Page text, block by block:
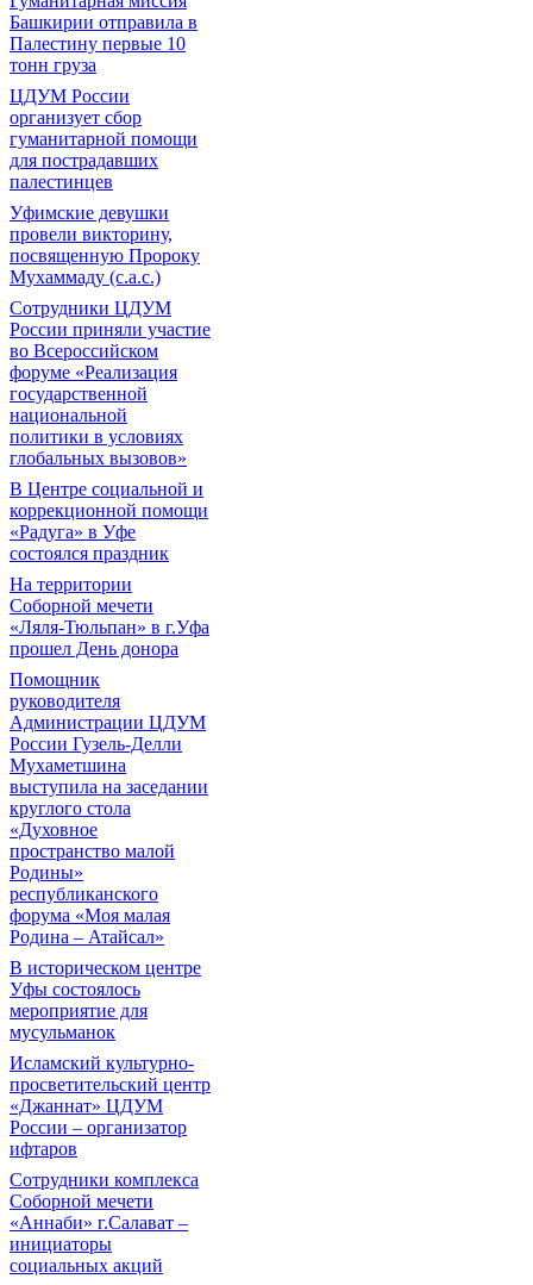
Башкирии отправила в
Палестину первые 10
тонн груза
ЦДУМ России
организует сбор
гуманитарной помощи
для пострадавших
палестинцев
Уфимские девушки
провели викторину,
посвященную Пророку
Мухаммаду (с.а.с.)
Сотрудники ЦДУМ
России приняли участие
во Всероссийском
форуме «Реализация
государственной
национальной
политики в условиях
глобальных вызовов»
В Центре социальной и
коррекционной помощи
«Радуга» в Уфе
состоялся праздник
На территории
Соборной мечети
«Ляля-Тюльпан» в г.Уфа
прошел День донора
Помощник
руководителя
Администрации ЦДУМ
России Гузель-Делли
Мухаметшина
выступила на заседании
круглого стола
«Духовное
пространство малой
Родины»
республиканского
форума «Моя малая
Родина – Атайсал»
В историческом центре
Уфы состоялось
мероприятие для
мусульманок
Исламский культурно-
просветительский центр
«Джаннат» ЦДУМ
России – организатор
ифтаров
Сотрудники комплекса
Соборной мечети
«Аннаби» г.Салават –
инициаторы
социальных акций